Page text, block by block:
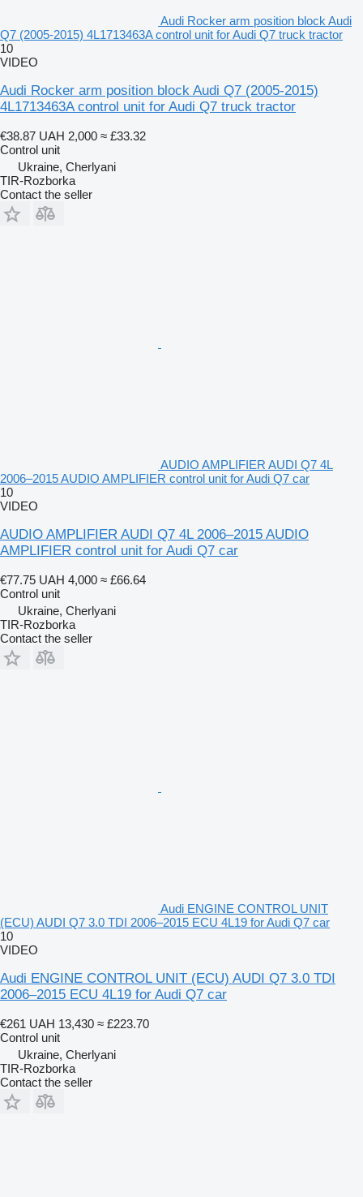
Audi Rocker arm position block Audi
Q7 (2005-2015) 4L1713463A control unit for Audi Q7 truck tractor
10
VIDEO
Audi Rocker arm position block Audi Q7 (2005-2015)
4L1713463A control unit for Audi Q7 truck tractor
€38.87 UAH 2,000 ≈ £33.32
Control unit
Ukraine, Cherlyani
TIR-Rozborka
Contact the seller
AUDIO AMPLIFIER AUDI Q7 4L
2006–2015 AUDIO AMPLIFIER control unit for Audi Q7 car
10
VIDEO
AUDIO AMPLIFIER AUDI Q7 4L 2006–2015 AUDIO
AMPLIFIER control unit for Audi Q7 car
€77.75 UAH 4,000 ≈ £66.64
Control unit
Ukraine, Cherlyani
TIR-Rozborka
Contact the seller
Audi ENGINE CONTROL UNIT
(ECU) AUDI Q7 3.0 TDI 2006–2015 ECU 4L19 for Audi Q7 car
10
VIDEO
Audi ENGINE CONTROL UNIT (ECU) AUDI Q7 3.0 TDI
2006–2015 ECU 4L19 for Audi Q7 car
€261 UAH 13,430 ≈ £223.70
Control unit
Ukraine, Cherlyani
TIR-Rozborka
Contact the seller